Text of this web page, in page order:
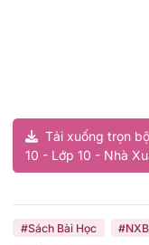
Tải xuống trọn
10 - Lớp 10 - Nhà
#Sách Bài Học